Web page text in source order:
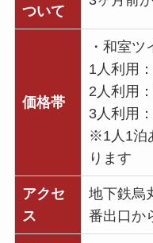
ついて
価格帯
・和室ツ
1人利用
2人利用
3人利用
※1人1泊
ります
アクセ
ス
地下鉄烏
番出口か